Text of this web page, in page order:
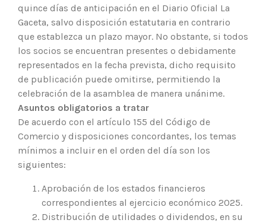
quince días de anticipación en el Diario Oficial La
Gaceta, salvo disposición estatutaria en contrario
que establezca un plazo mayor. No obstante, si todos
los socios se encuentran presentes o debidamente
representados en la fecha prevista, dicho requisito
de publicación puede omitirse, permitiendo la
celebración de la asamblea de manera unánime.
Asuntos obligatorios a tratar
De acuerdo con el artículo 155 del Código de
Comercio y disposiciones concordantes, los temas
mínimos a incluir en el orden del día son los
siguientes:
Aprobación de los estados financieros
correspondientes al ejercicio económico 2025.
Distribución de utilidades o dividendos, en su